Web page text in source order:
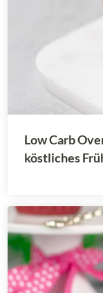
Low Carb
köstliches